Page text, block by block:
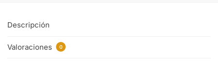
Descripción
Valoraciones 0